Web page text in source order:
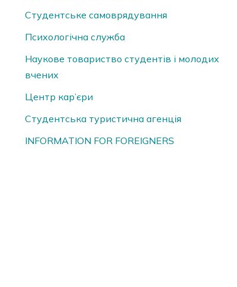
Студентське самоврядування
Психологічна служба
Наукове товариство студентів і молодих
вчених
Центр кар’єри
Студентська туристична агенція
INFORMATION FOR FOREIGNERS